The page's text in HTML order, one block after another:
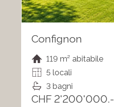
Confignon
119 m² abitabile
5 locali
3 bagni
CHF 2'200'000.-